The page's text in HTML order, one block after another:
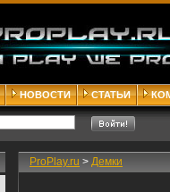
НОВОСТИ СТАТЬИ
ProPlay.ru > Демки